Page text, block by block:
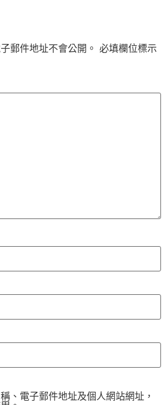
郵件地址不會公開。 必填欄位標示
、電子郵件地址及個人網站網址，